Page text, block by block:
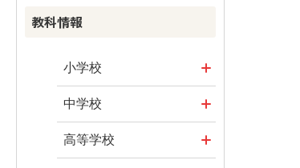
ス
ス
その他の教育
資料
教科情報
小学校
算数
中学校
社会 地理
高等学校